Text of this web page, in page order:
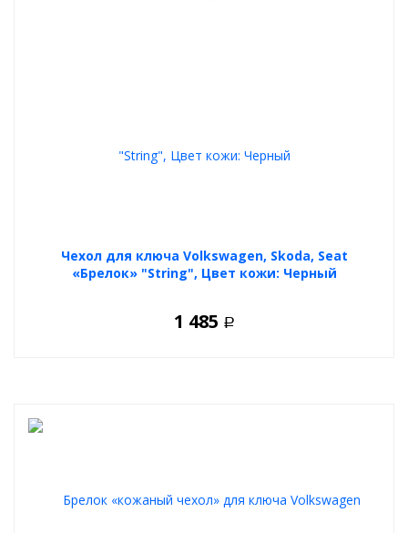
Чехол для ключа Volkswagen, Skoda, Seat
«Брелок» "String", Цвет кожи: Черный
1 485 Р